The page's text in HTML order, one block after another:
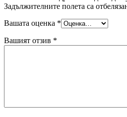
Задължителните полета са
Вашата оценка *
Вашият отзив *